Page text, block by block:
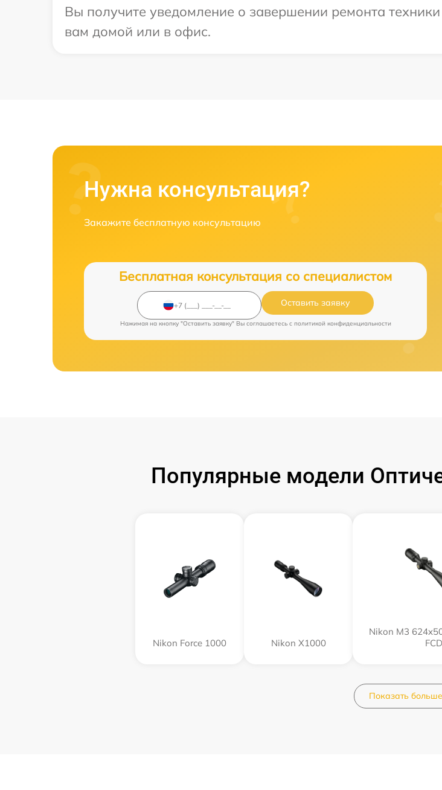
Вы получите уведомление о завершении ремонта
вам домой или в офис.
Нужна консультация?
Закажите бесплатную консультацию
Бесплатная консультация со специалистом
Оставить заявку
Нажимая на кнопку "Оставить заявку" Вы соглашаетесь c политикой конфиденциальности
Популярные модели
Nikon Force 1000 Nikon X1000
Nikon M3
FCD
Показать больше